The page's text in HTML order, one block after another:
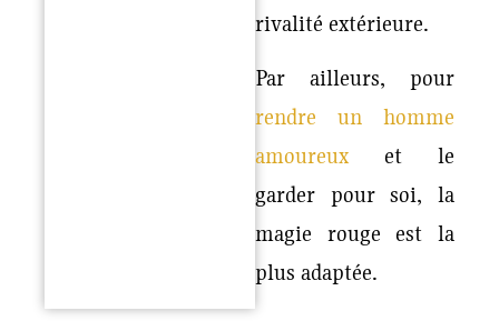
rivalité extérieure.
Par ailleurs, pour
rendre un homme
amoureux et le
garder pour soi, la
magie rouge est la
plus adaptée.